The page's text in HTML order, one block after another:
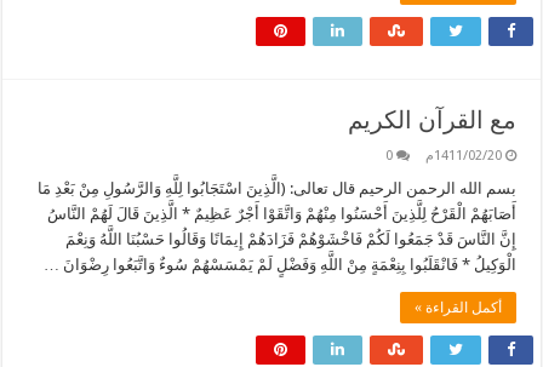
مع القرآن الكريم
1411/02/20م 0
بسم الله الرحمن الرحيم قال تعالى: (الَّذِينَ اسْتَجَابُوا لِلَّهِ وَالرَّسُولِ مِنْ بَعْدِ مَا
أَصَابَهُمْ الْقَرْحُ لِلَّذِينَ أَحْسَنُوا مِنْهُمْ وَاتَّقَوْا أَجْرٌ عَظِيمٌ * الَّذِينَ قَالَ لَهُمْ النَّاسُ
إِنَّ النَّاسَ قَدْ جَمَعُوا لَكُمْ فَاخْشَوْهُمْ فَزَادَهُمْ إِيمَانًا وَقَالُوا حَسْبُنَا اللَّهُ وَنِعْمَ
الْوَكِيلُ * فَانْقَلَبُوا بِنِعْمَةٍ مِنْ اللَّهِ وَفَضْلٍ لَمْ يَمْسَسْهُمْ سُوءٌ وَاتَّبَعُوا رِضْوَانَ …
أكمل القراءة »